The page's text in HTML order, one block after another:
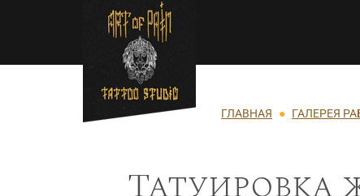
Перейти к основному содержанию
Строка навигации
ГЛАВНАЯ ГАЛЕРЕЯ